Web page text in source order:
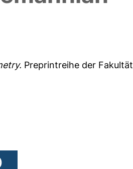
Preprintreihe der Fakultät